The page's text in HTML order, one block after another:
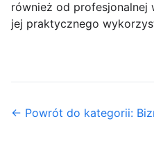
również od profesjonalnej
jej praktycznego
← Powrót do kategorii: